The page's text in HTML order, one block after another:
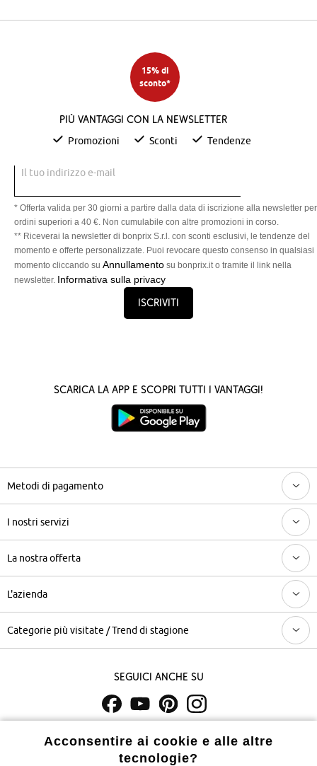
15% di
sconto*
Più vantaggi con la newsletter
Promozioni Sconti Tendenze
Il tuo indirizzo e-mail
* Offerta valida per 30 giorni a partire dalla data di iscrizione alla newsletter per
ordini superiori a 40 €. Non cumulabile con altre promozioni in corso.
** Riceverai la newsletter di bonprix S.r.l. con sconti esclusivi, le tendenze del
momento e offerte personalizzate. Puoi revocare questo consenso in qualsiasi
momento cliccando su Annullamento su bonprix.it o tramite il link nella
newsletter. Informativa sulla privacy
Iscriviti
Scarica la App e scopri tutti i vantaggi!
Metodi di pagamento
I nostri servizi
La nostra offerta
L'azienda
Categorie più visitate / Trend di stagione
Seguici anche su
I prezzi sono IVA inclusa. Non includono
le spese di spedizione e i
costi di servizio.
Acconsentire ai cookie e alle altre
tecnologie?